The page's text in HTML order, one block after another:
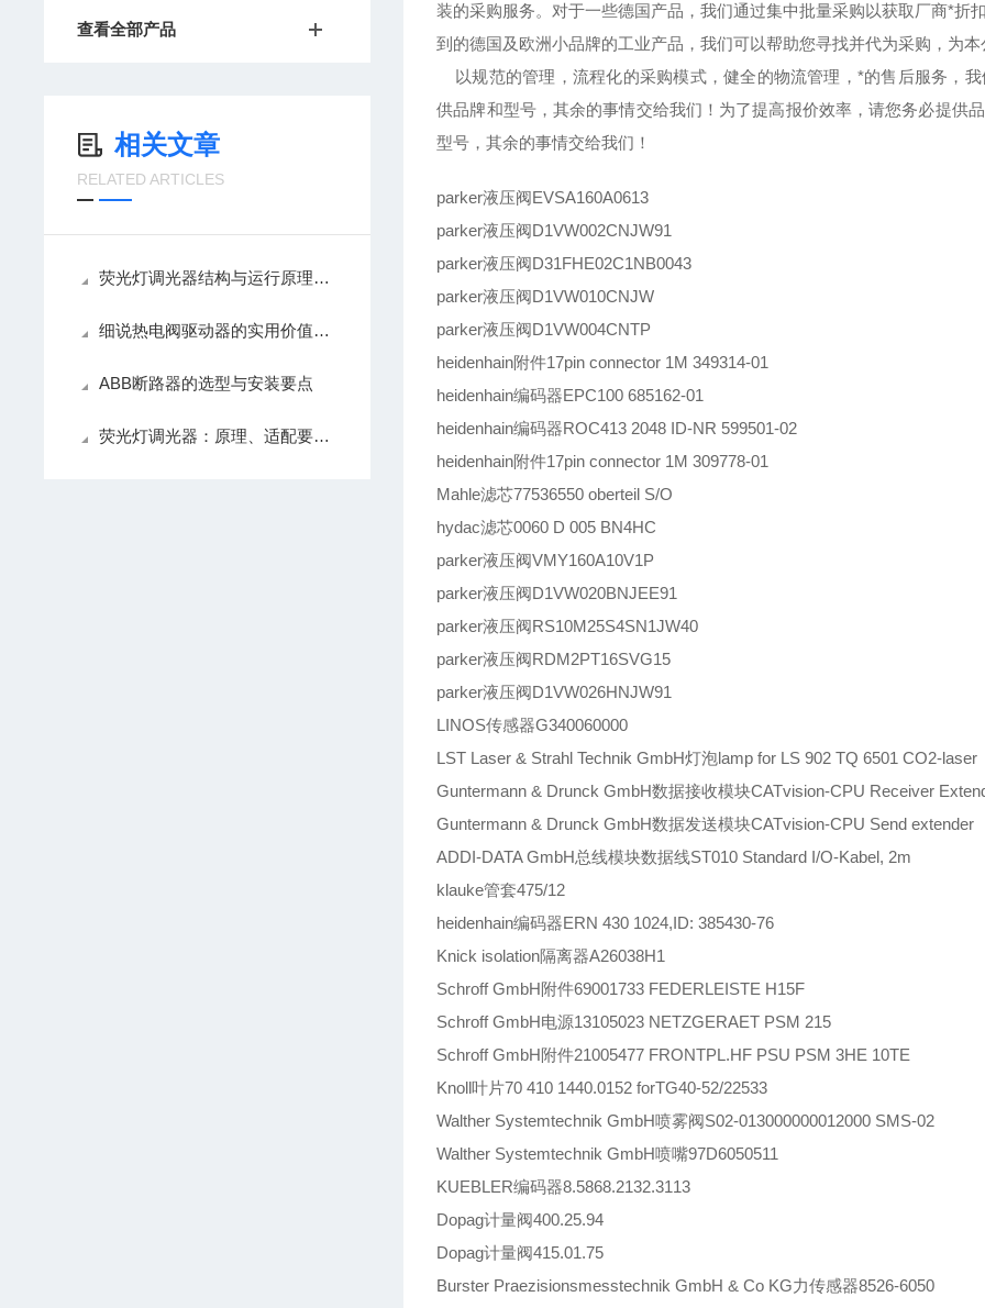
查看全部产品
相关文章
RELATED ARTICLES
荧光灯调光器结构与运行原理解析
细说热电阀驱动器的实用价值，精准控温降耗
ABB断路器的选型与安装要点
荧光灯调光器：原理、适配要点与使用养护技巧
装的采购服务。对于一些德国产品，我们通过集中批量采购以获取厂商*折
到的德国及欧洲小品牌的工业产品，我们可以帮助您寻找并代为采购，为
以规范的管理，流程化的采购模式，健全的物流管理，*的售后服务，
供品牌和型号，其余的事情交给我们！为了提高报价效率，请您务必提供
型号，其余的事情交给我们！
parker液压阀EVSA160A0613
parker液压阀D1VW002CNJW91
parker液压阀D31FHE02C1NB0043
parker液压阀D1VW010CNJW
parker液压阀D1VW004CNTP
heidenhain附件17pin connector 1M 349314-01
heidenhain编码器EPC100 685162-01
heidenhain编码器ROC413 2048 ID-NR 599501-02
heidenhain附件17pin connector 1M 309778-01
Mahle滤芯77536550 oberteil S/O
hydac滤芯0060 D 005 BN4HC
parker液压阀VMY160A10V1P
parker液压阀D1VW020BNJEE91
parker液压阀RS10M25S4SN1JW40
parker液压阀RDM2PT16SVG15
parker液压阀D1VW026HNJW91
LINOS传感器G340060000
LST Laser & Strahl Technik GmbH灯泡lamp for LS 902 TQ 6501 CO2-laser
Guntermann & Drunck GmbH数据接收模块CATvision-CPU Receiver
Guntermann & Drunck GmbH数据发送模块CATvision-CPU Send extender
ADDI-DATA GmbH总线模块数据线ST010 Standard I/O-Kabel, 2m
klauke管套475/12
heidenhain编码器ERN 430 1024,ID: 385430-76
Knick isolation隔离器A26038H1
Schroff GmbH附件69001733 FEDERLEISTE H15F
Schroff GmbH电源13105023 NETZGERAET PSM 215
Schroff GmbH附件21005477 FRONTPL.HF PSU PSM 3HE 10TE
Knoll叶片70 410 1440.0152 forTG40-52/22533
Walther Systemtechnik GmbH喷雾阀S02-013000000012000 SMS-02
Walther Systemtechnik GmbH喷嘴97D6050511
KUEBLER编码器8.5868.2132.3113
Dopag计量阀400.25.94
Dopag计量阀415.01.75
Burster Praezisionsmesstechnik GmbH & Co KG力传感器8526-6050